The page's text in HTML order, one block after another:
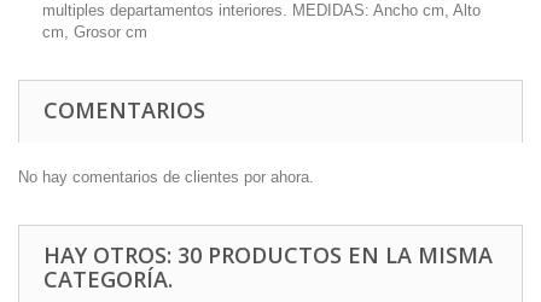
multiples departamentos interiores. MEDIDAS: Ancho cm, Alto
cm, Grosor cm
COMENTARIOS
No hay comentarios de clientes por ahora.
HAY OTROS: 30 PRODUCTOS EN LA MISMA
CATEGORÍA.